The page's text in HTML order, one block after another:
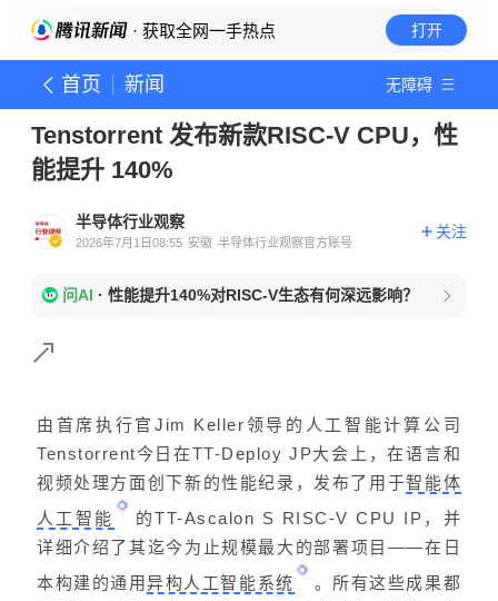
· 获取全网一手热点 打开
首页 新闻 无障碍
Tenstorrent 发布新款RISC-V CPU，性
能提升 140%
半导体行业观察
2026年7月1日08:55 安徽 半导体行业观察官方账号
关注
问AI · 性能提升140%对RISC-V生态有何深远影响？
由首席执行官Jim Keller领导的人工智能计算公司
Tenstorrent今日在TT-Deploy JP大会上，在语言和
视频处理方面创下新的性能纪录，发布了用于智能体
人工智能
的TT-Ascalon S RISC-V CPU IP，并
详细介绍了其迄今为止规模最大的部署项目——在日
本构建的通用异构人工智能系统
。所有这些成果都